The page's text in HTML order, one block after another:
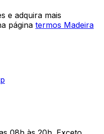
e adquira mais
página termos Madeira